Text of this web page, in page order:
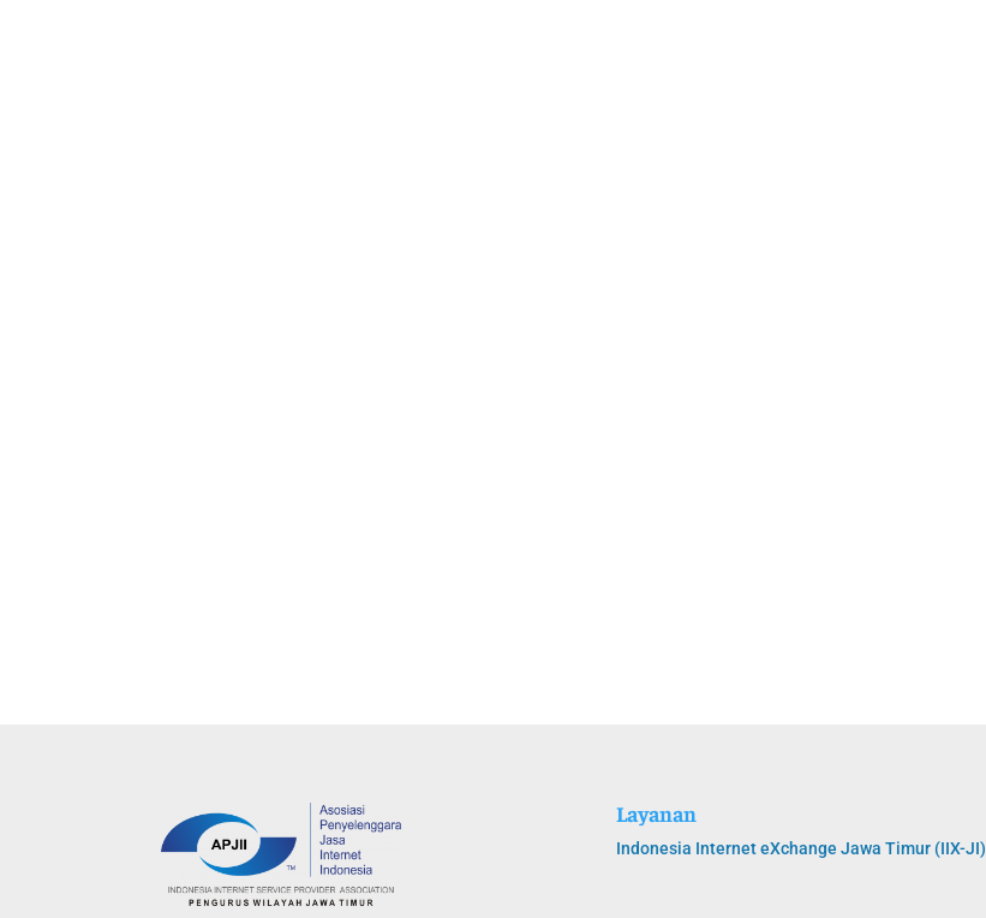
Layanan
Indonesia Internet eXchange Jawa Timur (IIX-JI)